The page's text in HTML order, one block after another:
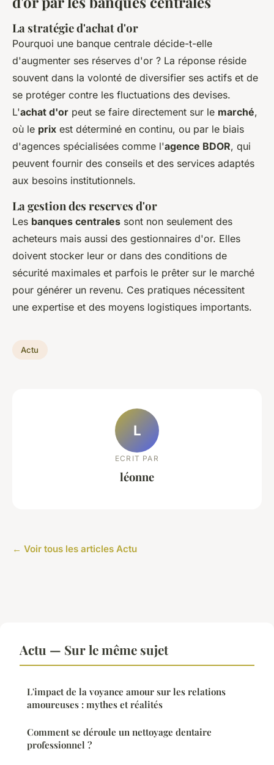
La stratégie d'achat d'or
Pourquoi une banque centrale décide-t-elle
d'augmenter ses réserves d'or ? La réponse réside
souvent dans la volonté de diversifier ses actifs et de
se protéger contre les fluctuations des devises.
L'achat d'or peut se faire directement sur le marché,
où le prix est déterminé en continu, ou par le biais
d'agences spécialisées comme l'agence BDOR, qui
peuvent fournir des conseils et des services adaptés
aux besoins institutionnels.
La gestion des reserves d'or
Les banques centrales sont non seulement des
acheteurs mais aussi des gestionnaires d'or. Elles
doivent stocker leur or dans des conditions de
sécurité maximales et parfois le prêter sur le marché
pour générer un revenu. Ces pratiques nécessitent
une expertise et des moyens logistiques importants.
Actu
L
ECRIT PAR
léonne
← Voir tous les articles Actu
Actu — Sur le même sujet
L'impact de la voyance amour sur les relations
amoureuses : mythes et réalités
Comment se déroule un nettoyage dentaire
professionnel ?